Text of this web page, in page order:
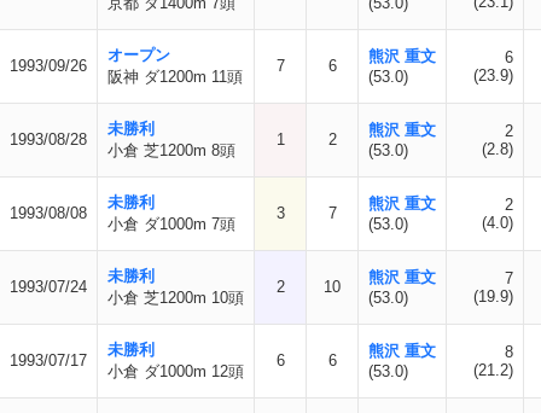
1993/09/26
オープン
阪神 ダ1200m 11頭
7 6
熊沢 重文
(53.0)
6
(23.9)
1993/08/28
未勝利
小倉 芝1200m 8頭
1 2
熊沢 重文
(53.0)
2
(2.8)
1993/08/08
未勝利
小倉 ダ1000m 7頭
3 7
熊沢 重文
(53.0)
2
(4.0)
1993/07/24
未勝利
小倉 芝1200m 10頭
2 10
熊沢 重文
(53.0)
7
(19.9)
1993/07/17
未勝利
小倉 ダ1000m 12頭
6 6
熊沢 重文
(53.0)
8
(21.2)